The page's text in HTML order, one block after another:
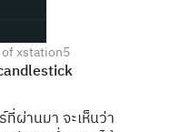
xstation5
ผ่านมา จะเห็นว่า